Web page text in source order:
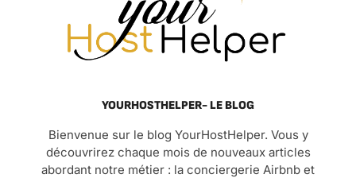
YOURHOSTHELPER- LE BLOG
Bienvenue sur le blog YourHostHelper. Vous y
découvrirez chaque mois de nouveaux articles
abordant notre métier : la conciergerie Airbnb et